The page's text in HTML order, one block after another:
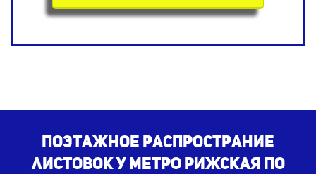
Поэтажное распространие
листовок у метро Рижская по